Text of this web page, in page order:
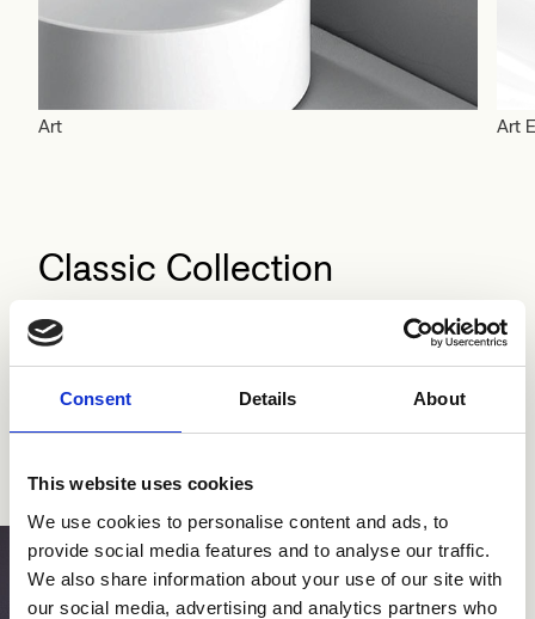
Consent Details About
This website uses cookies
We use cookies to personalise content and ads, to
provide social media features and to analyse our traffic.
We also share information about your use of our site with
our social media, advertising and analytics partners who
Art Art
Classic Collection
Scopri la collezione